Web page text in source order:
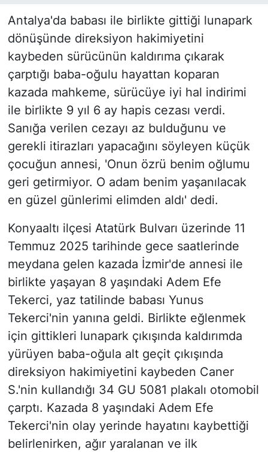
Antalya'da babası ile birlikte gittiği lunapark
dönüşünde direksiyon hakimiyetini
kaybeden sürücünün kaldırıma çıkarak
çarptığı baba-oğulu hayattan koparan
kazada mahkeme, sürücüye iyi hal indirimi
ile birlikte 9 yıl 6 ay hapis cezası verdi.
Sanığa verilen cezayı az bulduğunu ve
gerekli itirazları yapacağını söyleyen küçük
çocuğun annesi, 'Onun özrü benim oğlumu
geri getirmiyor. O adam benim yaşanılacak
en güzel günlerimi elimden aldı' dedi.
Konyaaltı ilçesi Atatürk Bulvarı üzerinde 11
Temmuz 2025 tarihinde gece saatlerinde
meydana gelen kazada İzmir'de annesi ile
birlikte yaşayan 8 yaşındaki Adem Efe
Tekerci, yaz tatilinde babası Yunus
Tekerci'nin yanına geldi. Birlikte eğlenmek
için gittikleri lunapark çıkışında kaldırımda
yürüyen baba-oğula alt geçit çıkışında
direksiyon hakimiyetini kaybeden Caner
S.'nin kullandığı 34 GU 5081 plakalı otomobil
çarptı. Kazada 8 yaşındaki Adem Efe
Tekerci'nin olay yerinde hayatını kaybettiği
belirlenirken, ağır yaralanan ve ilk